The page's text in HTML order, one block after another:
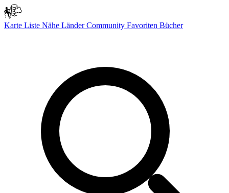
Karte Liste Nähe LänderCommunity Favoriten Bücher